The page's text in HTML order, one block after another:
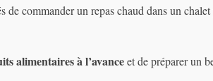
de commander un repas chaud dans un
alimentaires à l’avanceet de préparer un